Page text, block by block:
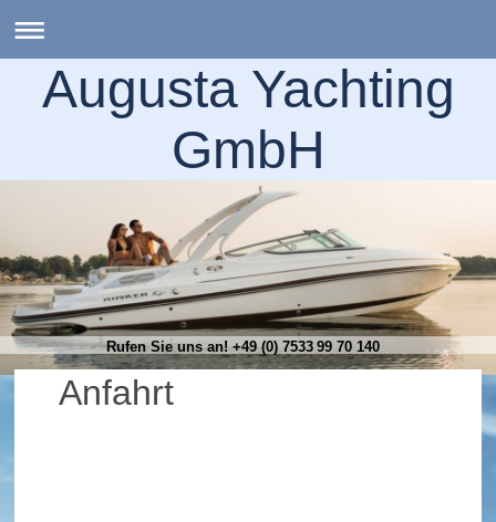
Augusta Yachting
GmbH
Rufen Sie uns an! +49 (0) 7533 99 70 140
Anfahrt